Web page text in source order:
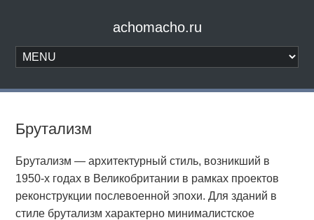
achomacho.ru
Брутализм
Брутализм — архитектурный стиль, возникший в
1950-х годах в Великобритании в рамках проектов
реконструкции послевоенной эпохи. Для зданий в
стиле брутализм характерно минималистское